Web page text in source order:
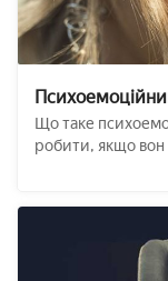
Що таке
робити, якщо вон